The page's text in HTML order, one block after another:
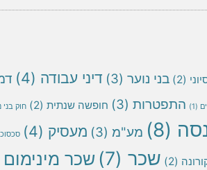
(2) בני נוער (3) דיני עבודה (4)
(1) התפטרות (3) חופשה שנתית (2) חוק בני
(8) מע"מ (3) מעסיק (4)
(2) שכר (7) שכר מינימום